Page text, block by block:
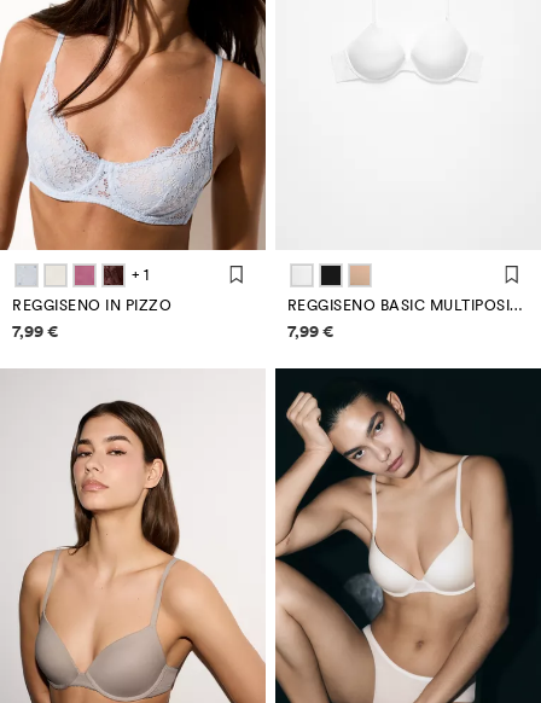
+ 1
REGGISENO IN PIZZO
Informazioni sui prezzi
7,99 €
REGGISENO BASIC MULTIPOSIZIONE IN MICROFIBRA
Informazioni sui prezzi
7,99 €